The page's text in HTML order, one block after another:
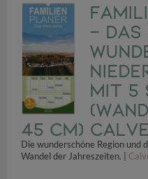
-
mit 5
45 cm)
Die wunderschöne Region und
Wandel der Jahreszeiten. |